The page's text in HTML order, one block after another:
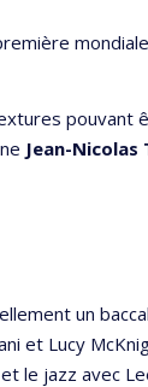
mondiale
pouvant
Jean-
un
et Lucy
le jazz avec